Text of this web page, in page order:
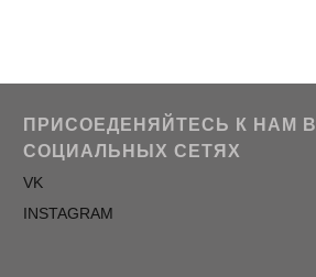
ПРИСОЕДЕНЯЙТЕСЬ К НАМ В
СОЦИАЛЬНЫХ СЕТЯХ
VK
INSTAGRAM